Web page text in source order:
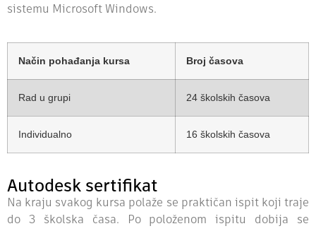
sistemu Microsoft Windows.
Način pohađanja kursa Broj časova
Rad u grupi 24 školskih časova
Individualno 16 školskih časova
Autodesk sertifikat
Na kraju svakog kursa polaže se praktičan ispit koji traje
do 3 školska časa. Po položenom ispitu dobija se